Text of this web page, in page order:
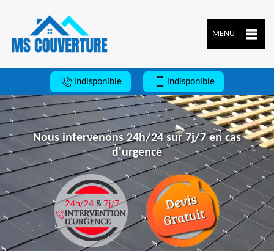
MENU
indisponible indisponible
Nous intervenons 24h/24 sur 7j/7 en cas
d'urgence